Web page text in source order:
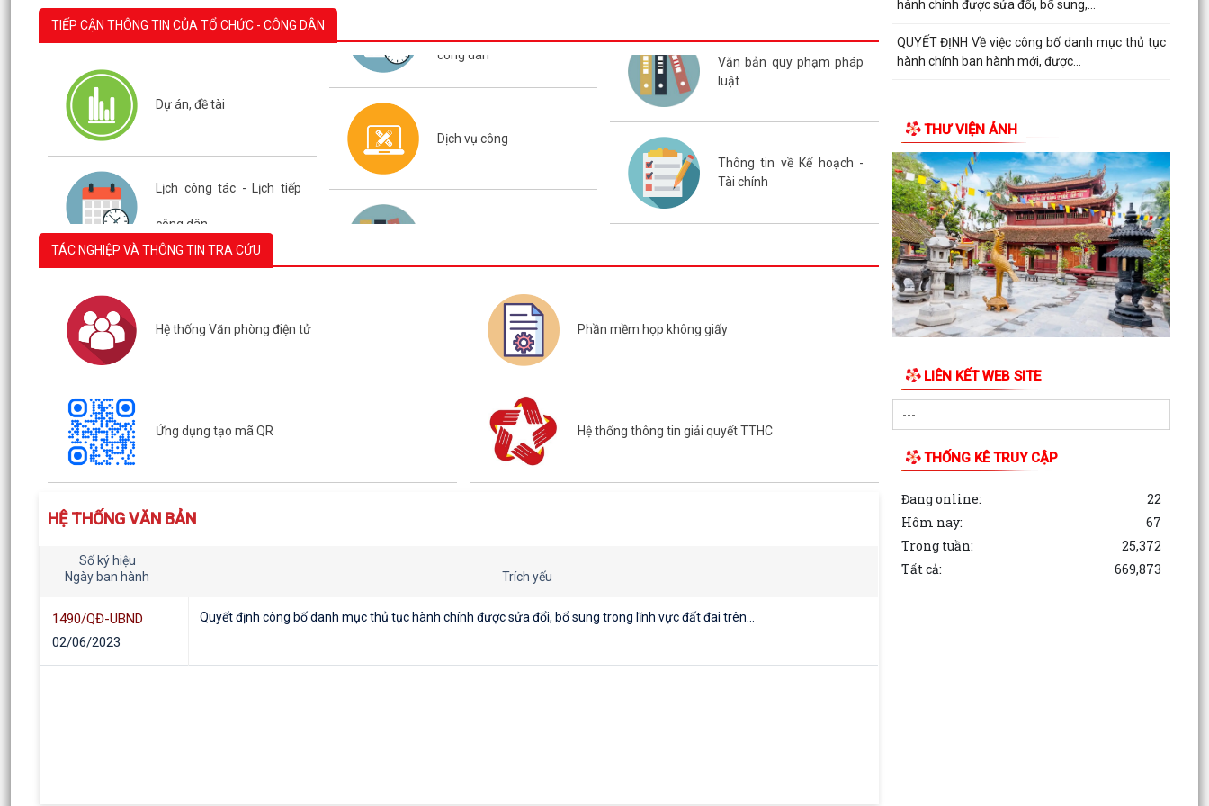
tiêu biểu năm học 2025–2026; cho ý kiến về quy hoạch khu
đất đấu giá; quy hoạch xây dựng 03
ĐẢNG ỦY XÃ VĨNH AM TỔ CHỨC HỘI
NGHỊ GIAO BAN THƯỜNG TRỰC
ĐẢNG ỦY!
XÃ VĨNH AM ĐẨY MẠNH TUYÊN
TRUYỀN THỰC HIỆN NGHỊ QUYẾT
NGHỊ TRỰC TUYẾN VỀ TRIỂN KHAI
TIẾP CẬN THÔNG TIN CỦA TỔ CHỨC - CÔNG DÂN
Dự án, đề tài
Lịch công tác - Lịch tiếp
công dân
Dịch vụ công
Văn bản quy phạm pháp
luật
Thông tin về Kế hoạch -
Tài chính
TÁC NGHIỆP VÀ THÔNG TIN TRA CỨU
Hệ thống Văn phòng điện tử
Ứng dụng tạo mã QR
Phần mềm họp không giấy
Hệ thống thông tin giải quyết TTHC
HỆ THỐNG VĂN BẢN
Số ký hiệu
Ngày ban hành
Trích yếu
1490/QĐ-UBND
02/06/2023
Quyết định công bố danh mục thủ tục hành chính được sửa đổi, bổ sung trong lĩnh vực đất đai trên...
hành chính được sửa đổi, bổ sung,...
QUYẾT ĐỊNH Về việc công bố danh mục thủ tục
hành chính ban hành mới, được...
THƯ VIỆN ẢNH
LIÊN KẾT WEB SITE
THỐNG KÊ TRUY CẬP
Đang online:
22
Hôm nay:
67
Trong tuần:
25,372
Tất cả:
669,873